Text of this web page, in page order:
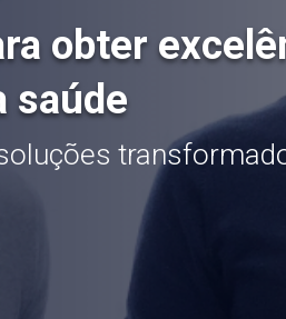
obter
saúde